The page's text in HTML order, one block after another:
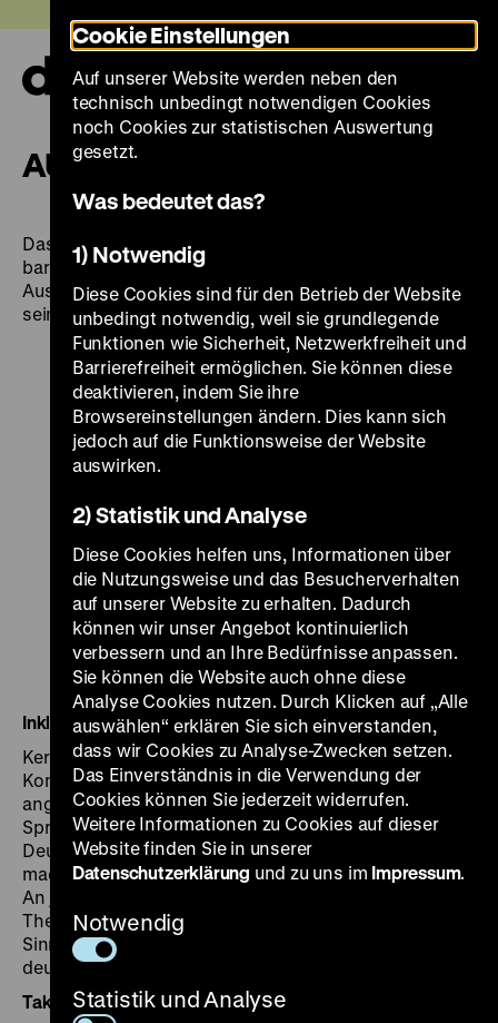
zum
Seiteninhalt
springen
AUSSTELLUNG FÜR ALLE
Das Deutsche Historische Museum setzt ein weiteres
barrierefreies und inklusives Projekt mit der
Ausstellung "Deutscher Kolonialismus. Fragmente
seiner Geschichte und Gegenwart" um.
Inklusive Kommunikations-Stationen
Kernstück des inklusiven Konzepts sind die "Inklusiven
Kommunikations-Stationen": Gleichberechtigt
angeordnete Texte in deutscher, englischer, Leichter
Sprache und in Brailleschrift sowie Videos in
Deutscher Gebärdensprache und Audiodeskriptionen
machen die Ausstellung vielen Menschen zugänglich.
An jeder der 16 Stationen wird ein Objekt bzw. ein
Thema auf eine Weise präsentiert, die gleichzeitig viele
Sinne anspricht und damit die Geschichte des
deutschen Kolonialismus leichter verständlich macht.
Taktiles Leitsystem
Cookie Einstellungen
Auf unserer Website werden neben den
technisch unbedingt notwendigen Cookies
noch Cookies zur statistischen Auswertung
gesetzt.
Was bedeutet das?
1) Notwendig
Diese Cookies sind für den Betrieb der Website
unbedingt notwendig, weil sie grundlegende
Funktionen wie Sicherheit, Netzwerkfreiheit und
Barrierefreiheit ermöglichen. Sie können diese
deaktivieren, indem Sie ihre
Browsereinstellungen ändern. Dies kann sich
jedoch auf die Funktionsweise der Website
auswirken.
2) Statistik und Analyse
Diese Cookies helfen uns, Informationen über
die Nutzungsweise und das Besucherverhalten
auf unserer Website zu erhalten. Dadurch
können wir unser Angebot kontinuierlich
verbessern und an Ihre Bedürfnisse anpassen.
Sie können die Website auch ohne diese
Analyse Cookies nutzen. Durch Klicken auf „Alle
auswählen“ erklären Sie sich einverstanden,
dass wir Cookies zu Analyse-Zwecken setzen.
Das Einverständnis in die Verwendung der
Cookies können Sie jederzeit widerrufen.
Weitere Informationen zu Cookies auf dieser
Website finden Sie in unserer
Datenschutzerklärung und zu uns im Impressum.
Notwendig
Statistik und Analyse